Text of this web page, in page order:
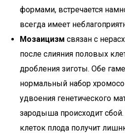
формами, встречается
всегда имеет
Мозаицизм связан с
после слияния половых
дробления зиготы. Обе
нормальный набор
удвоения генетического
зародыша происходит
клеток плода получит